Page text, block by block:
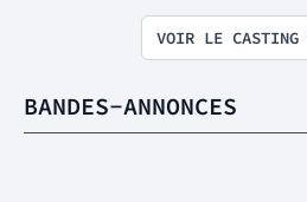
VOIR LE CASTING
BANDES-ANNONCES